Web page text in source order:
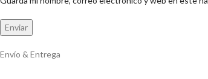
Envío & Entrega